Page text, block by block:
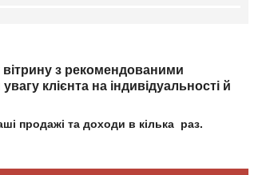
з рекомендованими
клієнта на індивідуальності й
продажі та доходи в кілька раз.